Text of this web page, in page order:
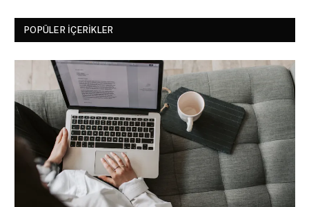
POPÜLER İÇERIKLER